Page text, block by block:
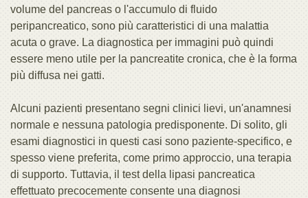
volume del pancreas o l'accumulo di fluido
peripancreatico, sono più caratteristici di una malattia
acuta o grave. La diagnostica per immagini può quindi
essere meno utile per la pancreatite cronica, che è la forma
più diffusa nei gatti.
Alcuni pazienti presentano segni clinici lievi, un'anamnesi
normale e nessuna patologia predisponente. Di solito, gli
esami diagnostici in questi casi sono paziente-specifico, e
spesso viene preferita, come primo approccio, una terapia
di supporto. Tuttavia, il test della lipasi pancreatica
effettuato precocemente consente una diagnosi